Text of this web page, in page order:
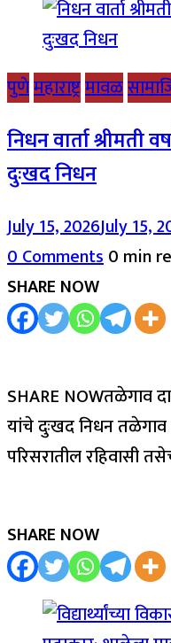
पुणेमहाराष्ट्रमावळ
निधन वार्ता श्रीमती
दुःखद निधन
July 15, 2026July 15,
0 Comments0 min
SHARE NOW
SHARE NOWतळेगाव
यांचे दुःखद निधन तळेगाव
परिसरातील रहिवासी
SHARE NOW